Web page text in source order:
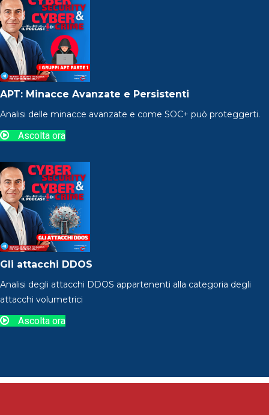
APT: Minacce Avanzate e Persistenti
Analisi delle minacce avanzate e come SOC+ può proteggerti.
Ascolta ora
Gli attacchi DDOS
Analisi degli attacchi DDOS appartenenti alla categoria degli
attacchi volumetrici
Ascolta ora